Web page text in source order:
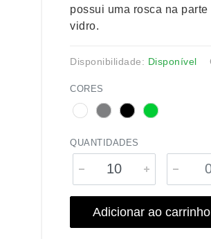
Lanternas
possui uma rosca na
vidro.
Disponibilidade: Disponível
CORES
QUANTIDADES
Adicionar ao carrinho